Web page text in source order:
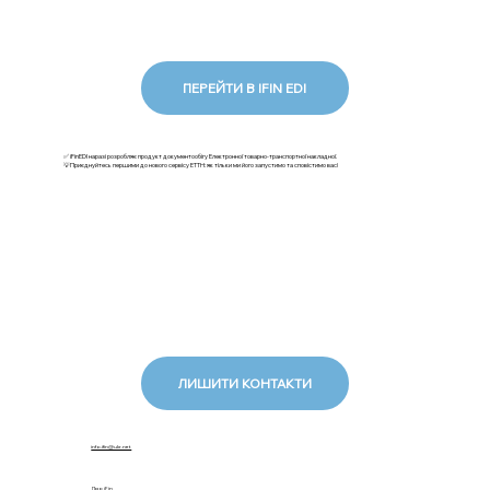
ПЕРЕЙТИ В IFIN EDI
✅ iFinEDI наразі розробляє продукт документообігу Електронної товарно-транспортної накладної.
💡Приєднуйтесь першими до нового сервісу ЕТТН: як тільки ми його запустимо та сповістимо вас!
ЛИШИТИ КОНТАКТИ
info.ifin@ukr.net
Про iFin